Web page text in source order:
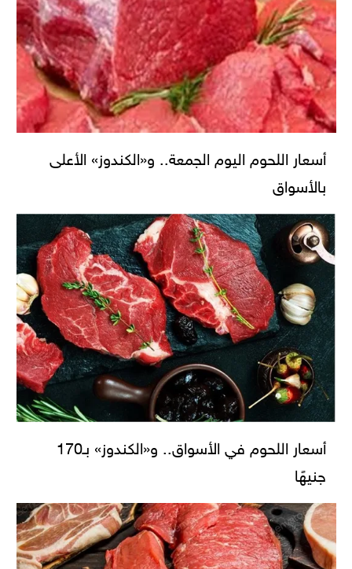
أسعار اللحوم اليوم الجمعة.. و«الكندوز» الأعلى
بالأسواق
أسعار اللحوم في الأسواق.. و«الكندوز» بـ170
جنيهًا